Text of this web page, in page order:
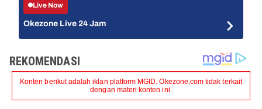
Live Now
Okezone Live 24 Jam